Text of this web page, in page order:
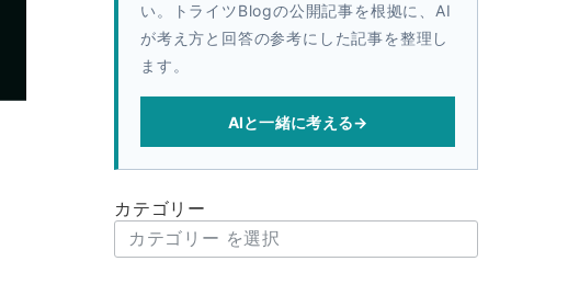
い。トライツBlogの公開記事を根拠に、AI
が考え方と回答の参考にした記事を整理し
ます。
AIと一緒に考える→
カテゴリー